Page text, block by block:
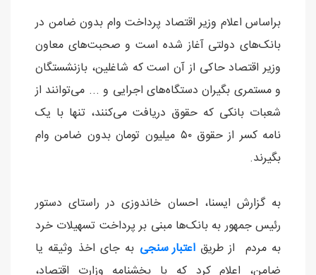
براساس اعلام وزیر اقتصاد پرداخت وام بدون ضامن در
بانک‌های دولتی آغاز شده است و صحبت‌های معاون
وزیر اقتصاد حاکی از آن است که شاغلین، بازنشستگان
و مستمری بگیران دستگاه‌های اجرایی و ... می‌توانند از
شعبات بانکی که حقوق دریافت می‌کنند، تنها با یک
نامه کسر از حقوق ۵۰ میلیون تومان بدون ضامن وام
بگیرند.
به گزارش ایسنا، احسان خاندوزی در راستای دستور
رئیس جمهور به بانک‌ها مبنی بر پرداخت تسهیلات خرد
به مردم از طریقاعتبار سنجی به جای اخذ وثیقه یا